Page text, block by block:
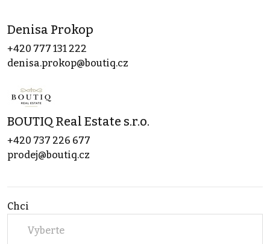
Denisa Prokop
+420 777 131 222
denisa.prokop@boutiq.cz
BOUTIQ Real Estate s.r.o.
+420 737 226 677
prodej@boutiq.cz
Chci
Vyberte